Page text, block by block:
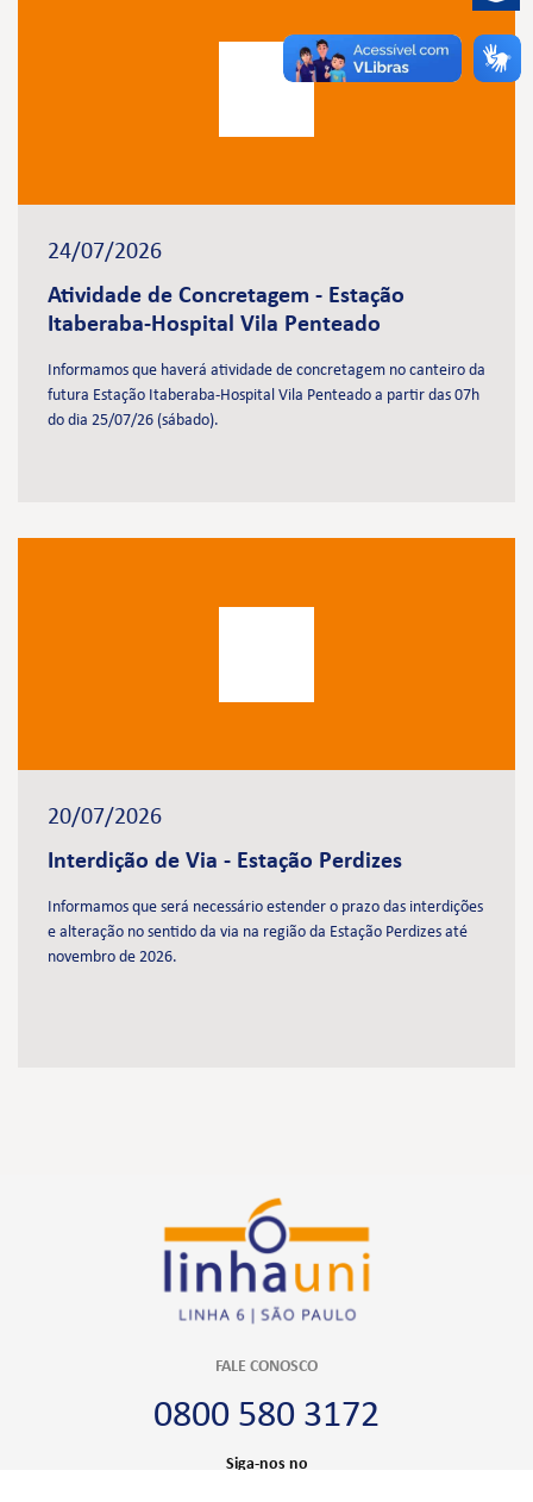
24/07/2026
Atividade de Concretagem - Estação
Itaberaba-Hospital Vila Penteado
Informamos que haverá atividade de concretagem no canteiro da
futura Estação Itaberaba-Hospital Vila Penteado a partir das 07h
do dia 25/07/26 (sábado).
20/07/2026
Interdição de Via - Estação Perdizes
Informamos que será necessário estender o prazo das interdições
e alteração no sentido da via na região da Estação Perdizes até
novembro de 2026.
FALE CONOSCO
0800 580 3172
Siga-nos no